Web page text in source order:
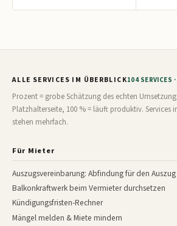
ALLE SERVICES IM ÜBERBLICK104 SERVICES
Prozent = grobe Schätzung des echten
Platzhalterseite, 100 % = läuft produktiv. Services
stehen mehrfach.
Für Mieter
Auszugsvereinbarung: Abfindung für den
Balkonkraftwerk beim Vermieter durchsetzen
Kündigungsfristen-Rechner
Mängel melden & Miete mindern